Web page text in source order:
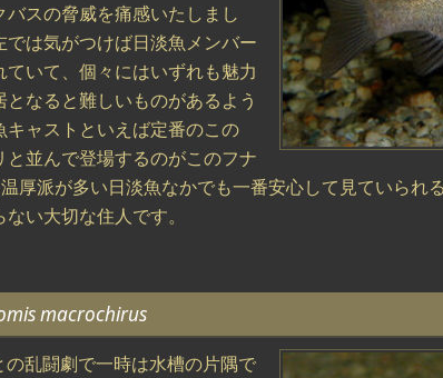
スの脅威を痛感いたしまし
は気がつけば日淡魚メンバー
いて、個々にはいずれも魅力
なると難しいものがあるよう
ャストといえば定番のこの
並んで登場するのがこのフナ
厚派が多い日淡魚なかでも一番安心して見ていられ
い大切な住人です。
macrochirus
乱闘劇で一時は水槽の片隅で